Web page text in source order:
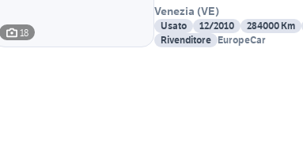
18
Venezia (VE)
Usato 12/2010 284000 Km
Rivenditore EuropeCar